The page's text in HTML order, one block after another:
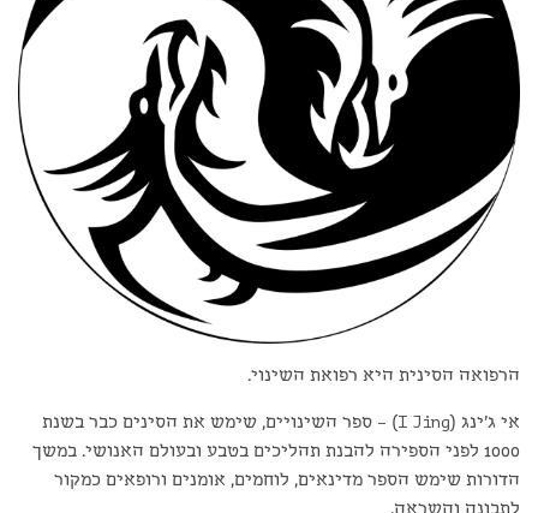
הרפואה הסינית היא רפואת השינוי.
אי ג'ינג (I Jing) – ספר השינויים, שימש את הסינים כבר בשנת
1000 לפני הספירה להבנת תהליכים בטבע ובעולם האנושי. במשך
הדורות שימש הספר מדינאים, לוחמים, אומנים ורופאים כמקור
לתבונה והשראה.